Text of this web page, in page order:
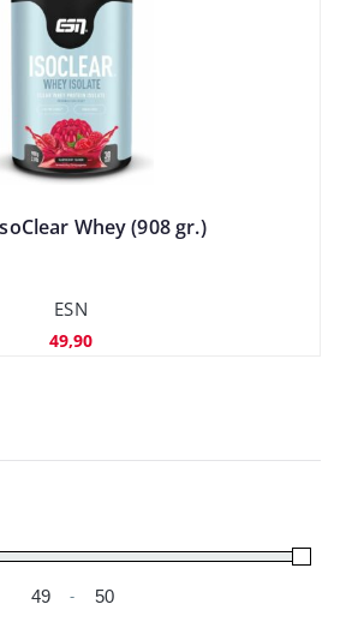
Whey (908 gr.)
ESN
49,90
Minimale prijs
-
Maximale prijs